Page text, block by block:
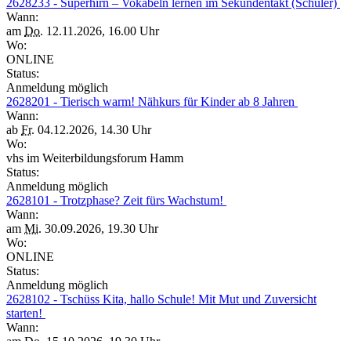
2628233 - Superhirn – Vokabeln lernen im Sekundentakt (Schüler)
Wann:
am Do. 12.11.2026, 16.00 Uhr
Wo:
ONLINE
Status:
Anmeldung möglich
2628201 - Tierisch warm! Nähkurs für Kinder ab 8 Jahren
Wann:
ab Fr. 04.12.2026, 14.30 Uhr
Wo:
vhs im Weiterbildungsforum Hamm
Status:
Anmeldung möglich
2628101 - Trotzphase? Zeit fürs Wachstum!
Wann:
am Mi. 30.09.2026, 19.30 Uhr
Wo:
ONLINE
Status:
Anmeldung möglich
2628102 - Tschüss Kita, hallo Schule! Mit Mut und Zuversicht
starten!
Wann: